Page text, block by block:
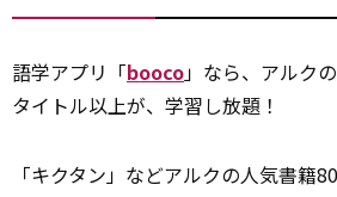
語学アプリ「booco」なら、アルク
タイトル以上が、学習し放題！
「キクタン」などアルクの人気書籍